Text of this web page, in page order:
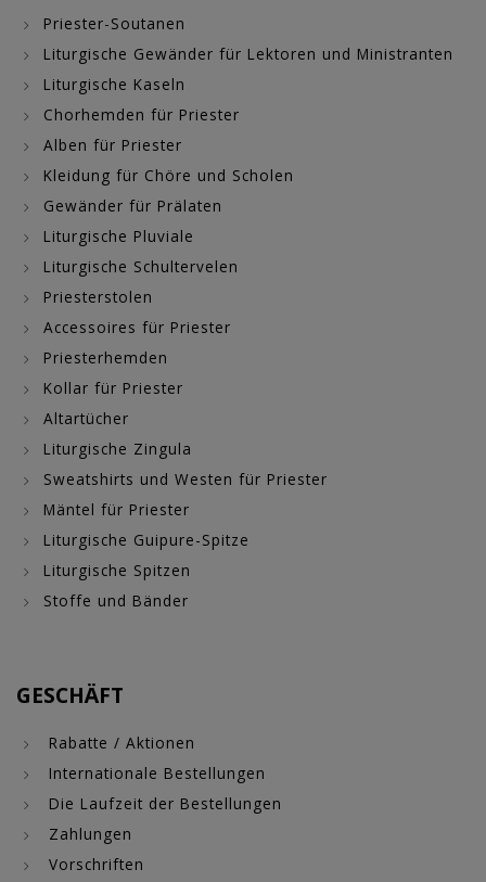
Priester-Soutanen
Liturgische Gewänder für Lektoren und Ministranten
Liturgische Kaseln
Chorhemden für Priester
Alben für Priester
Kleidung für Chöre und Scholen
Gewänder für Prälaten
Liturgische Pluviale
Liturgische Schultervelen
Priesterstolen
Accessoires für Priester
Priesterhemden
Kollar für Priester
Altartücher
Liturgische Zingula
Sweatshirts und Westen für Priester
Mäntel für Priester
Liturgische Guipure-Spitze
Liturgische Spitzen
Stoffe und Bänder
GESCHÄFT
Rabatte / Aktionen
Internationale Bestellungen
Die Laufzeit der Bestellungen
Zahlungen
Vorschriften